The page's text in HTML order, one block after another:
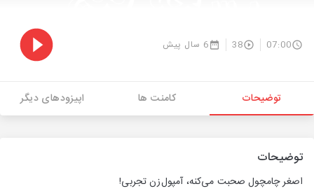
07:00
38 6 سال پیش
توضیحات کامنت ها اپیزودهای دیگر
توضیحات
اصغر چامچول صحبت می‌کنه، آمپول‌زن تجربی!